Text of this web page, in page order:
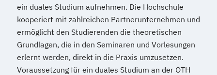
ein duales Studium aufnehmen. Die Hochschule
kooperiert mit zahlreichen Partnerunternehmen und
ermöglicht den Studierenden die theoretischen
Grundlagen, die in den Seminaren und Vorlesungen
erlernt werden, direkt in die Praxis umzusetzen.
Voraussetzung für ein duales Studium an der OTH